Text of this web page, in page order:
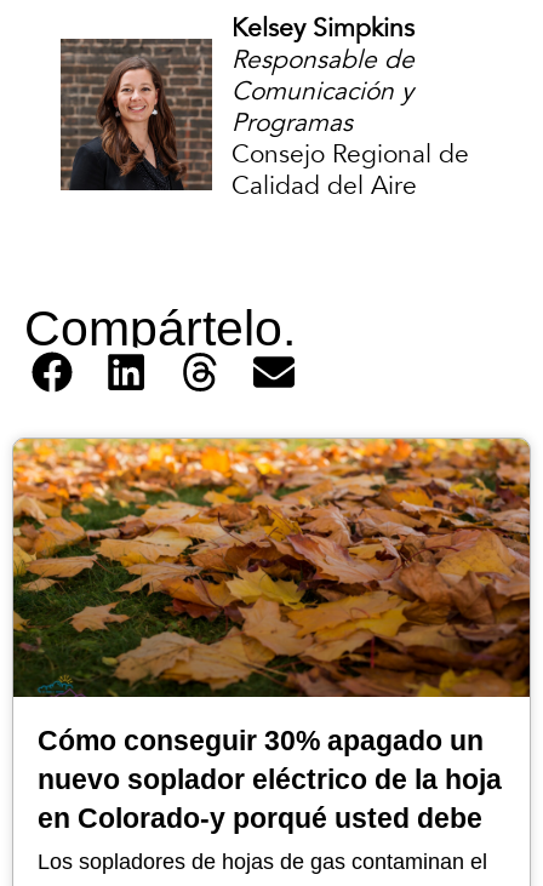
Kelsey Simpkins
Responsable de
Comunicación y
Programas
Consejo Regional de
Calidad del Aire
Compártelo.
Cómo conseguir 30% apagado un
nuevo soplador eléctrico de la hoja
en Colorado-y porqué usted debe
Los sopladores de hojas de gas contaminan el